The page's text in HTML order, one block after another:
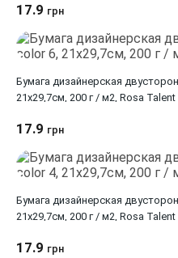
17.9 грн
Бумага дизайнерская
21х29,7см, 200 г / м2, Rosa Talent
17.9 грн
Бумага дизайнерская
21х29,7см, 200 г / м2, Rosa Talent
17.9 грн